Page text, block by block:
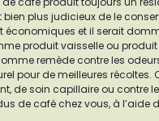
bien plus judicieux de le
économiques et il serait
produit vaisselle ou
remède contre les
pour de meilleures
de soin capillaire ou contre
de café chez vous, à l’aide